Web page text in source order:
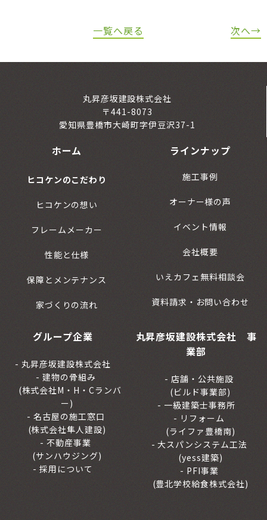
一覧へ戻る 次へ→
丸昇彦坂建設株式会社
〒441-8073
愛知県豊橋市大崎町字伊豆沢37-1
ホーム
ヒコケンのこだわり
ヒコケンの想い
フレームメーカー
性能と仕様
保障とメンテナンス
家づくりの流れ
ラインナップ
施工事例
オーナー様の声
イベント情報
会社概要
いえカフェ無料相談会
資料請求・お問い合わせ
グループ企業
丸昇彦坂建設株式会社
建物の骨組み
(株式会社M・H・Cランバ
ー)
名古屋の施工窓口
(株式会社隼人建設)
不動産事業
(サンハウジング)
採用について
丸昇彦坂建設株式会社 事
業部
店舗・公共施設
(ビルド事業部)
一級建築士事務所
リフォーム
(ライファ豊橋南)
大スパンシステム工法
(yess建築)
PFI事業
(豊北学校給食株式会社)